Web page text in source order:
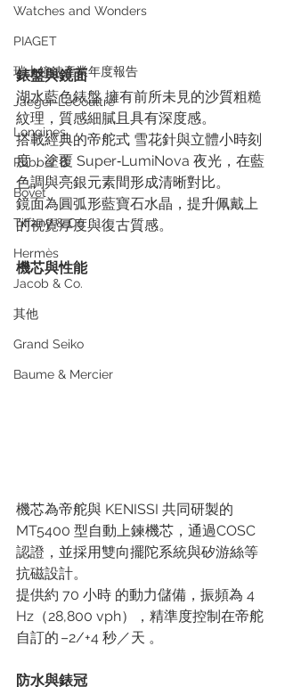
Watches and Wonders
PIAGET
瑞士鐘錶產業年度報告
Jaeger-LeCoultre
Longines
Rubber B
Bovet
Tiffany & Co.
Hermès
Jacob & Co.
其他
Grand Seiko
Baume & Mercier
錶盤與鏡面
湖水藍色錶盤 擁有前所未見的沙質粗糙
紋理，質感細膩且具有深度感。
搭載經典的帝舵式 雪花針與立體小時刻
度，塗覆 Super‑LumiNova 夜光，在藍
色調與亮銀元素間形成清晰對比。
鏡面為圓弧形藍寶石水晶，提升佩戴上
的視覺厚度與復古質感。
機芯與性能
機芯為帝舵與 KENISSI 共同研製的
MT5400 型自動上鍊機芯，通過COSC
認證，並採用雙向擺陀系統與矽游絲等
抗磁設計。
提供約 70 小時 的動力儲備，振頻為 4
Hz（28,800 vph），精準度控制在帝舵
自訂的 –2/+4 秒／天 。
防水與錶冠